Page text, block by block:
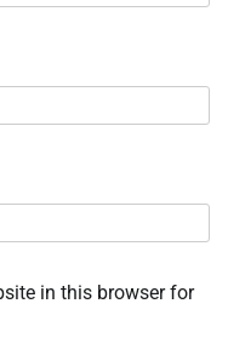
in this browser for